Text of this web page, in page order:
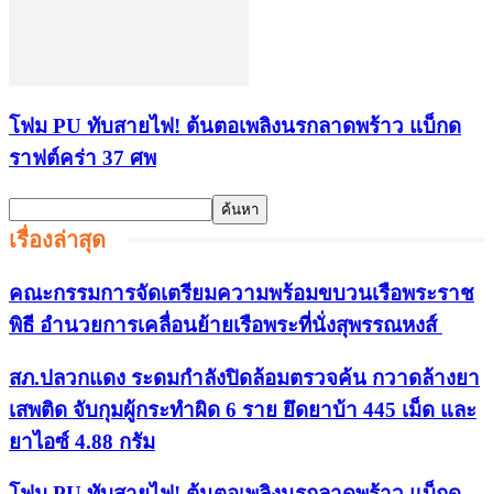
โฟม PU ทับสายไฟ! ต้นตอเพลิงนรกลาดพร้าว แบ็กด
ราฟต์คร่า 37 ศพ
เรื่องล่าสุด
คณะกรรมการจัดเตรียมความพร้อมขบวนเรือพระราช
พิธี อำนวยการเคลื่อนย้ายเรือพระที่นั่งสุพรรณหงส์
สภ.ปลวกแดง ระดมกำลังปิดล้อมตรวจค้น กวาดล้างยา
เสพติด จับกุมผู้กระทำผิด 6 ราย ยึดยาบ้า 445 เม็ด และ
ยาไอซ์ 4.88 กรัม